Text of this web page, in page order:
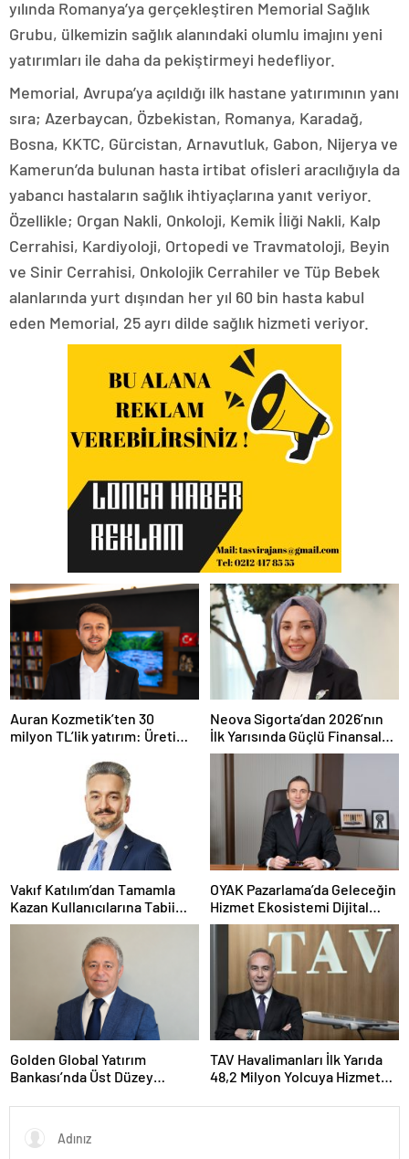
yılında Romanya’ya gerçekleştiren Memorial Sağlık
Grubu, ülkemizin sağlık alanındaki olumlu imajını yeni
yatırımları ile daha da pekiştirmeyi hedefliyor.
Memorial, Avrupa’ya açıldığı ilk hastane yatırımının yanı
sıra; Azerbaycan, Özbekistan, Romanya, Karadağ,
Bosna, KKTC, Gürcistan, Arnavutluk, Gabon, Nijerya ve
Kamerun’da bulunan hasta irtibat ofisleri aracılığıyla da
yabancı hastaların sağlık ihtiyaçlarına yanıt veriyor.
Özellikle; Organ Nakli, Onkoloji, Kemik İliği Nakli, Kalp
Cerrahisi, Kardiyoloji, Ortopedi ve Travmatoloji, Beyin
ve Sinir Cerrahisi, Onkolojik Cerrahiler ve Tüp Bebek
alanlarında yurt dışından her yıl 60 bin hasta kabul
eden Memorial, 25 ayrı dilde sağlık hizmeti veriyor.
Auran Kozmetik’ten 30
milyon TL’lik yatırım: Üretim
Neova Sigorta’dan 2026’nın
İlk Yarısında Güçlü Finansal
Performans
Vakıf Katılım’dan Tamamla
Kazan Kullanıcılarına Tabii
Premium Fırsatı
OYAK Pazarlama’da Geleceğin
Hizmet Ekosistemi Dijital
Dönüşümle Şekilleniyor
Golden Global Yatırım
Bankası’nda Üst Düzey
Yönetim Kurulu Üyesi Oldu
TAV Havalimanları İlk Yarıda
48,2 Milyon Yolcuya Hizmet